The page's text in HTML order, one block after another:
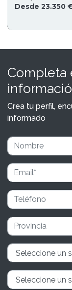
Desde 23.350
Completa
Crea tu perfil,
informado